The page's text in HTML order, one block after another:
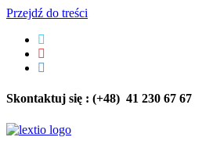
Przejdź do treści
Skontaktuj się : (+48) 41 230 67 67